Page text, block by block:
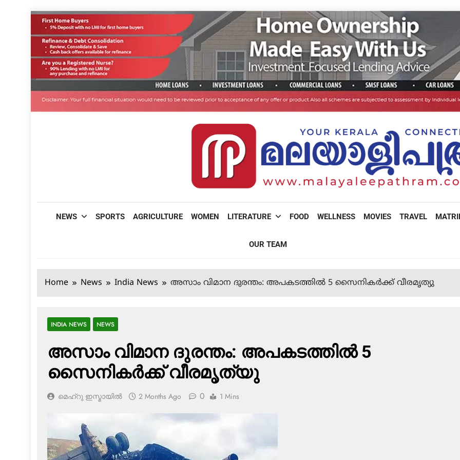
Skip
content
NEWS SPORTS AGRICULTURE WOMEN LITERATURE FOOD WELLNESS MOVIES TRAVEL
OUR TEAM
Home News India News അസാം വിമാന ദുരന്തം: അപകടത്തിൽ 5 സൈനികർക്ക് വീരമൃത്യു
INDIA NEWS NEWS
അസാം വിമാന ദുരന്തം: അപകടത്തിൽ 5
സൈനികർക്ക് വീരമൃത്യു
മെഹ്റു ഇസ്മായില്‍ 2 Months Ago 0 1 Mins